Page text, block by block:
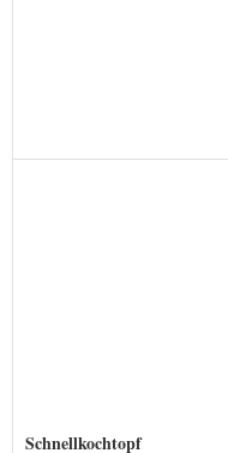
Schnellkochtopf